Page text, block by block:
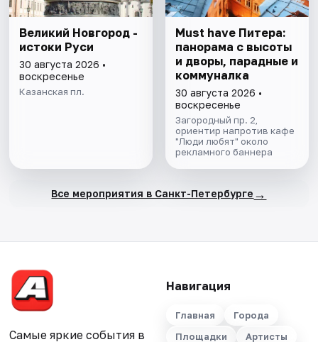
Великий Новгород -
истоки Руси
30 августа 2026 •
воскресенье
Казанская пл.
Must have Питера:
панорама с высоты
и дворы, парадные и
коммуналка
30 августа 2026 •
воскресенье
Загородный пр. 2,
ориентир напротив кафе
"Люди любят" около
рекламного баннера
Все мероприятия в Санкт-Петербурге →
Самые яркие события в
Навигация
Главная
Города
Площадки
Артисты